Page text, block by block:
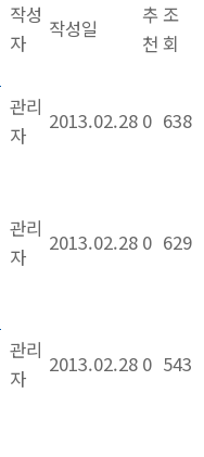
작성
자
작성일
추
천
조
회
관리
자
2013.02.28 0 638
관리
자
2013.02.28 0 629
관리
자
2013.02.28 0 543